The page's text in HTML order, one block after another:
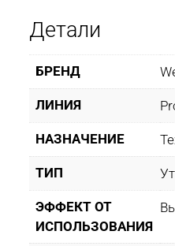
Детали
БРЕНД
ЛИНИЯ
НАЗНАЧЕНИЕ
ТИП
ЭФФЕКТ ОТ
ИСПОЛЬЗОВАНИЯ